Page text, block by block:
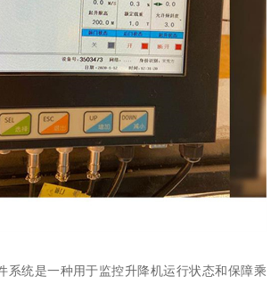
系统是一种用于监控升降机运行状态和保障乘